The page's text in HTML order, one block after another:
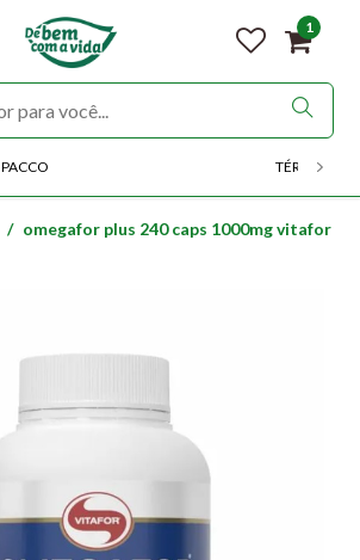
1
PACCO TÉRMICOS
omegafor plus 240 caps 1000mg vitafor